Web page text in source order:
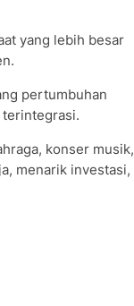
yang lebih besar
pertumbuhan
terintegrasi.
konser musik,
menarik investasi,